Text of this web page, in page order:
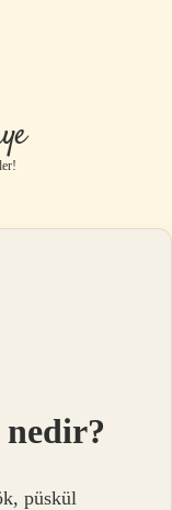
nedir?
püskül